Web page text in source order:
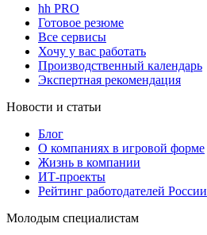
hh PRO
Готовое резюме
Все сервисы
Хочу у вас работать
Производственный календарь
Экспертная рекомендация
Новости и статьи
Блог
О компаниях в игровой форме
Жизнь в компании
ИТ-проекты
Рейтинг работодателей России
Молодым специалистам